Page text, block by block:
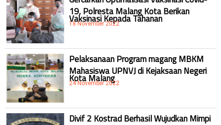
19, Polresta Malang Kota Berikan
Vaksinasi Kepada Tahanan
18 November 2022
Pelaksanaan Program magang MBKM
Mahasiswa UPNVJ di Kejaksaan Negeri
Kota Malang
24 November 2022
Divif 2 Kostrad Berhasil Wujudkan Mimpi